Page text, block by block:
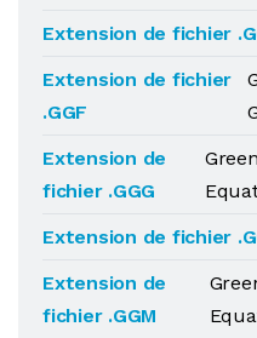
Extension de fichier
Extension de fichier
.GGF
Extension de
fichier .GGG
Extension de fichier
Extension de
fichier .GGM